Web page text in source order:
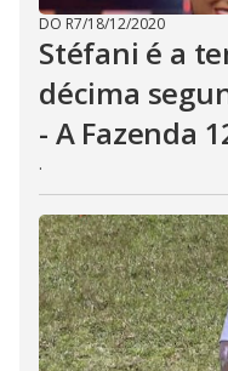
DO R7/18/12/2020
Stéfani é a
décima
- A Fazenda
.